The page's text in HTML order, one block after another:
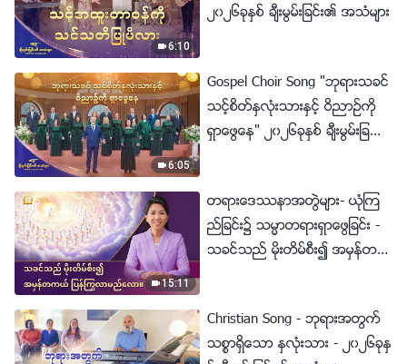
6:10
၂၀၂၆ခုႏွစ္ ခ်ီးမြမ္းျခင္း၏ အသံမ်ား
6:05
Gospel Choir Song "ဘုရားသခင္
သင့္စိတ္ႏွလုံးသားႏွင့္ ဝိညာဥ္ကို
ရွာေဖြေန" ၂၀၂၆ခုႏွစ္ ခ်ီးမြမ္းျခ
15:11
တရားေဒႆနာအတြဲမ်ား- ယုံၾက
ည္ျခင္း၌ သမၼာတရားရွာေဖြျခင္း -
သခင္သည္ မိုးတိမ္စီး၍ အမွန္တက
Christian Song - ဘုရားအတြက္
သစၥာရွိေသာ ႏွလုံးသား - ၂၀၂၆ခုႏွ